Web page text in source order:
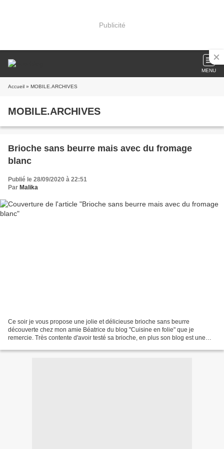
Publicité
MENU
Accueil » MOBILE.ARCHIVES
MOBILE.ARCHIVES
Brioche sans beurre mais avec du fromage
blanc
Publié le 28/09/2020 à 22:51
Par Malika
Ce soir je vous propose une jolie et délicieuse brioche sans beurre
découverte chez mon amie Béatrice du blog "Cuisine en folie" que je
remercie. Très contente d'avoir testé sa brioche, en plus son blog est une